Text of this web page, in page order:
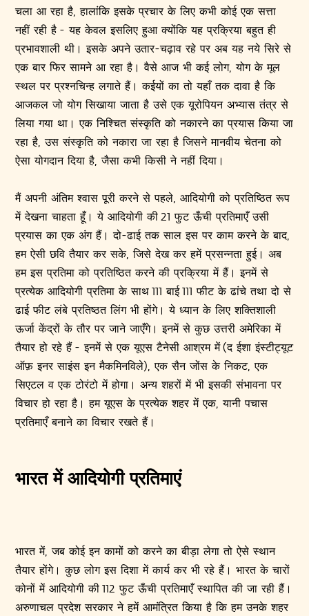
चला आ रहा है, हालांकि इसके प्रचार के लिए कभी कोई एक सत्ता
नहीं रही है - यह केवल इसलिए हुआ क्योंकि यह प्रक्रिया बहुत ही
प्रभावशाली थी। इसके अपने उतार-चढ़ाव रहे पर अब यह नये सिरे से
एक बार फिर सामने आ रहा है। वैसे आज भी कई लोग, योग के मूल
स्थल पर प्रश्नचिन्ह लगाते हैं। कईयों का तो यहाँ तक दावा है कि
आजकल जो योग सिखाया जाता है उसे एक यूरोपियन अभ्यास तंत्र से
लिया गया था। एक निश्चित संस्कृति को नकारने का प्रयास किया जा
रहा है, उस संस्कृति को नकारा जा रहा है जिसने मानवीय चेतना को
ऐसा योगदान दिया है, जैसा कभी किसी ने नहीं दिया।
मैं अपनी अंतिम श्वास पूरी करने से पहले, आदियोगी को प्रतिष्ठित रूप
में देखना चाहता हूँ। ये आदियोगी की 21 फुट ऊँची प्रतिमाएँ उसी
प्रयास का एक अंग हैं। दो-ढाई तक साल इस पर काम करने के बाद,
हम ऐसी छवि तैयार कर सके, जिसे देख कर हमें प्रसन्नता हुई। अब
हम इस प्रतिमा को प्रतिष्ठित करने की प्रक्रिया में हैं। इनमें से
प्रत्येक आदियोगी प्रतिमा के साथ 111 बाई 111 फीट के ढांचे तथा दो से
ढाई फीट लंबे प्रतिष्ठत लिंग भी होंगे। ये ध्यान के लिए शक्तिशाली
ऊर्जा केंद्रों के तौर पर जाने जाएँगे। इनमें से कुछ उत्तरी अमेरिका में
तैयार हो रहे हैं - इनमें से एक यूएस टैनेसी आश्रम में (द ईशा इंस्टीट्यूट
ऑफ़ इनर साइंस इन मैकमिनविले), एक सैन जोंस के निकट, एक
सिएटल व एक टोरंटो में होगा। अन्य शहरों में भी इसकी संभावना पर
विचार हो रहा है। हम यूएस के प्रत्येक शहर में एक, यानी पचास
प्रतिमाएँ बनाने का विचार रखते हैं।
भारत में आदियोगी प्रतिमाएं
भारत में, जब कोई इन कामों को करने का बीड़ा लेगा तो ऐसे स्थान
तैयार होंगे। कुछ लोग इस दिशा में कार्य कर भी रहे हैं। भारत के चारों
कोनों में आदियोगी की 112 फुट ऊँची प्रतिमाएँ स्थापित की जा रही हैं।
अरुणाचल प्रदेश सरकार ने हमें आमंत्रित किया है कि हम उनके शहर